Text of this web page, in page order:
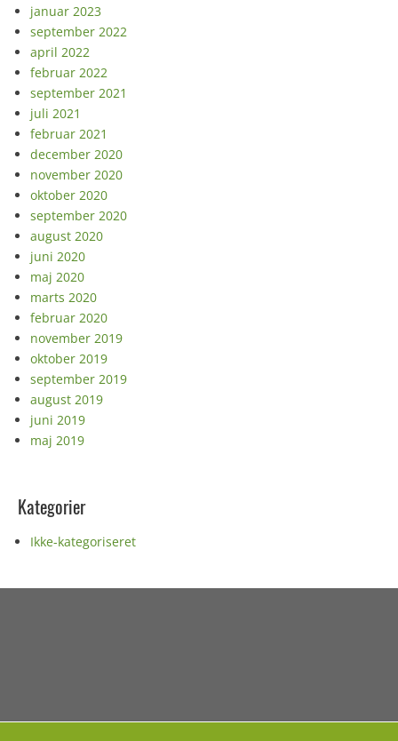
januar 2023
september 2022
april 2022
februar 2022
september 2021
juli 2021
februar 2021
december 2020
november 2020
oktober 2020
september 2020
august 2020
juni 2020
maj 2020
marts 2020
februar 2020
november 2019
oktober 2019
september 2019
august 2019
juni 2019
maj 2019
Kategorier
Ikke-kategoriseret